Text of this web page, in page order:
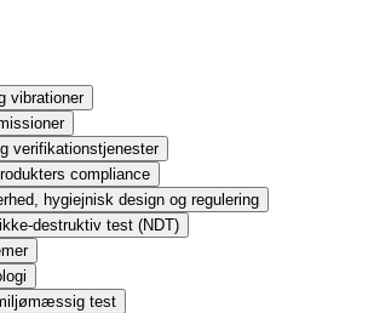
vibrationer
verifikationstjenester
compliance
hygiejnisk design og regulering
destruktiv test (NDT)
test